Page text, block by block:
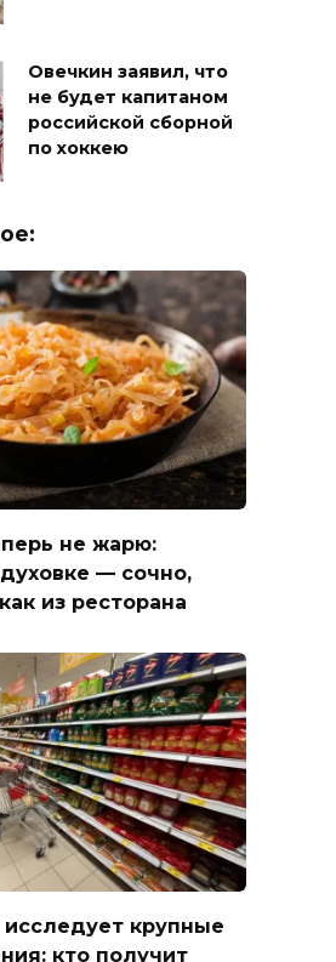
Овечкин заявил, что
не будет капитаном
российской сборной
по хоккею
не жарю:
— сочно,
из ресторана
исследует крупные
кто получит